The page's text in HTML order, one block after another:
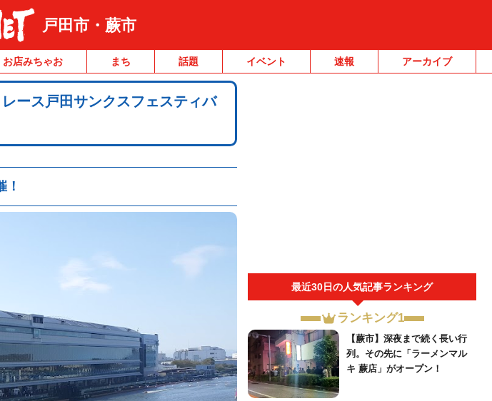
戸田市・蕨市
お店みちゃお まち 話題 イベント 速報 アーカイブ
ース戸田サンクスフェスティバ
！
最近30日の人気記事ランキング
ランキング1
【蕨市】深夜まで続く長い行
列。その先に「ラーメンマル
キ 蕨店」がオープン！